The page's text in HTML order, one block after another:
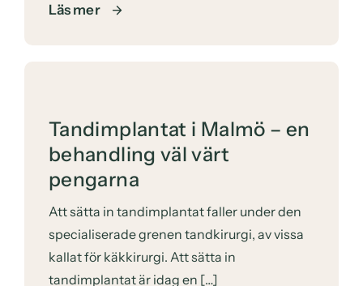
Läs mer
Tandimplantat i Malmö – en
behandling väl värt
pengarna
Att sätta in tandimplantat faller under den
specialiserade grenen tandkirurgi, av vissa
kallat för käkkirurgi. Att sätta in
tandimplantat är idag en […]